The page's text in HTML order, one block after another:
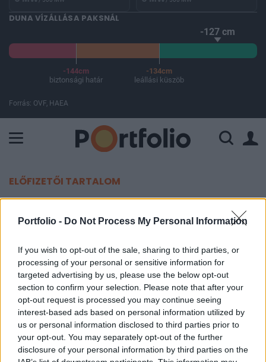
Portfolio - Do Not Process My Personal Information
If you wish to opt-out of the sale, sharing to third parties, or
processing of your personal or sensitive information for
targeted advertising by us, please use the below opt-out
section to confirm your selection. Please note that after your
opt-out request is processed you may continue seeing
interest-based ads based on personal information utilized by
us or personal information disclosed to third parties prior to
your opt-out. You may separately opt-out of the further
disclosure of your personal information by third parties on the
DUNA VÍZÁLLÁSA PAKSNÁL
-127 cm
-144cm
biztonsági határ
-134cm
leállási küszöb
Forrás: OVF, HAEA
ELŐFIZETŐI TARTALOM
Meglépték a britek is: este 10-kor
bezárnak a vendéglátóhelyek
2020. szeptember 22. 06:30
Csütörtöktől az angliai vendéglátóhelyek este tíz
óráig tarthatnak csak nyitva a koronavírus-járvány
megfékezése végett - közölte hétfő éjjel Boris
Johnson brit miniszterelnök hivatala.